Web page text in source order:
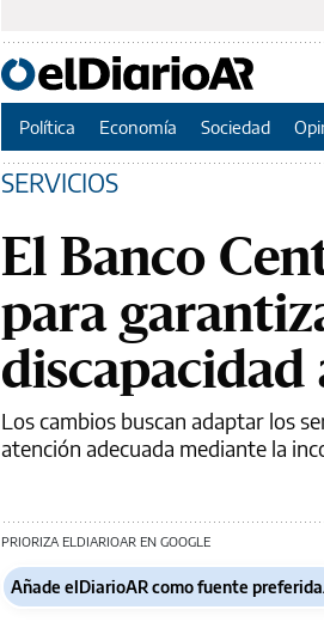
Política Economía Sociedad
SERVICIOS
El Banco
para
Los cambios buscan adaptar los
atención adecuada mediante la
PRIORIZA ELDIARIOAR EN GOOGLE
Añade elDiarioAR como fuente preferida